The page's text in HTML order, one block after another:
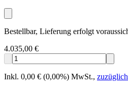
Bestellbar, Lieferung erfolgt
4.035,00 €
Inkl. 0,00 € (0,00%) MwSt.,